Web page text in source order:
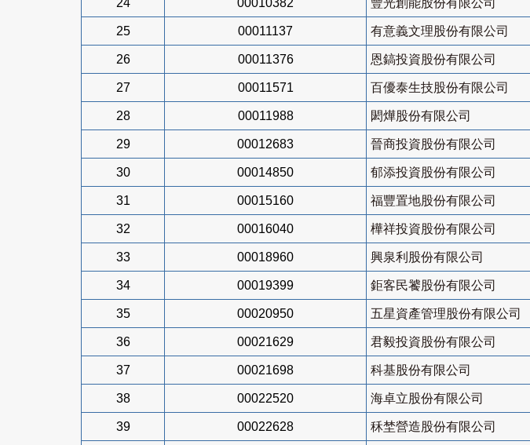
24 00010382 豐光創能股份有限公司
25 00011137 有意義文理股份有限公司
26 00011376 恩鎬投資股份有限公司
27 00011571 百優泰生技股份有限公司
28 00011988 閎燁股份有限公司
29 00012683 晉商投資股份有限公司
30 00014850 郁添投資股份有限公司
31 00015160 福豐置地股份有限公司
32 00016040 樺祥投資股份有限公司
33 00018960 興泉利股份有限公司
34 00019399 鉅客民饕股份有限公司
35 00020950 五星資產管理股份有限公司
36 00021629 君毅投資股份有限公司
37 00021698 科基股份有限公司
38 00022520 海卓立股份有限公司
39 00022628 秝埜營造股份有限公司